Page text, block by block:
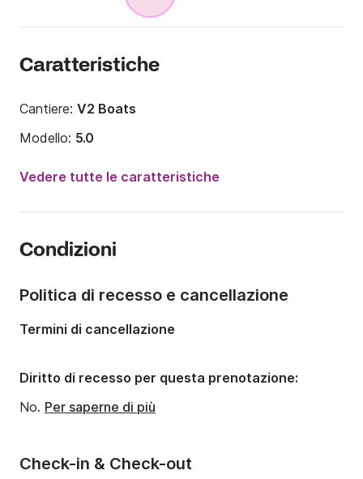
Caratteristiche
Cantiere: V2 Boats
Modello: 5.0
15CV
Portata massima persone:
Vedere tutte le caratteristiche
Condizioni
Check-in & Check-out
Politica di recesso e cancellazione
Termini di cancellazione
Diritto di recesso per questa prenotazione:
No. Per saperne di più